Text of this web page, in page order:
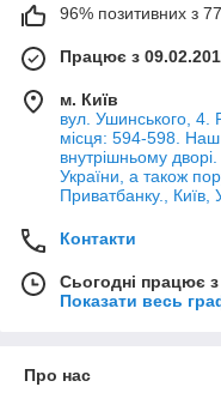
96% позитивних з
Працює з
м. Київ
вул. Ушинського, 4.
місця: 594-598.
внутрішньому
України, а також
Приватбанку., Київ,
Контакти
Сьогодні працює
Показати весь
Про нас